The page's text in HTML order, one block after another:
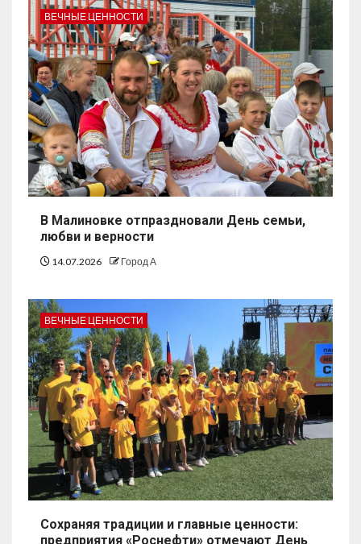
ВЕЧНЫЕ ЦЕННОСТИ
В Малиновке отпраздновали День семьи,
любви и верности
14.07.2026 Город А
ВЕЧНЫЕ ЦЕННОСТИ
Сохраняя традиции и главные ценности:
предприятия «Роснефти» отмечают День